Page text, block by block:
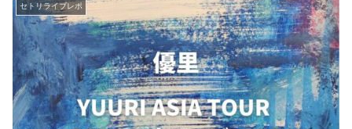
セトリライブレポ